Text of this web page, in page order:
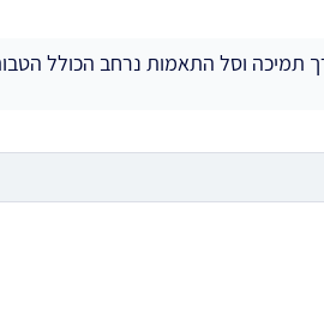
תמיכה וסל התאמות נרחב הכולל